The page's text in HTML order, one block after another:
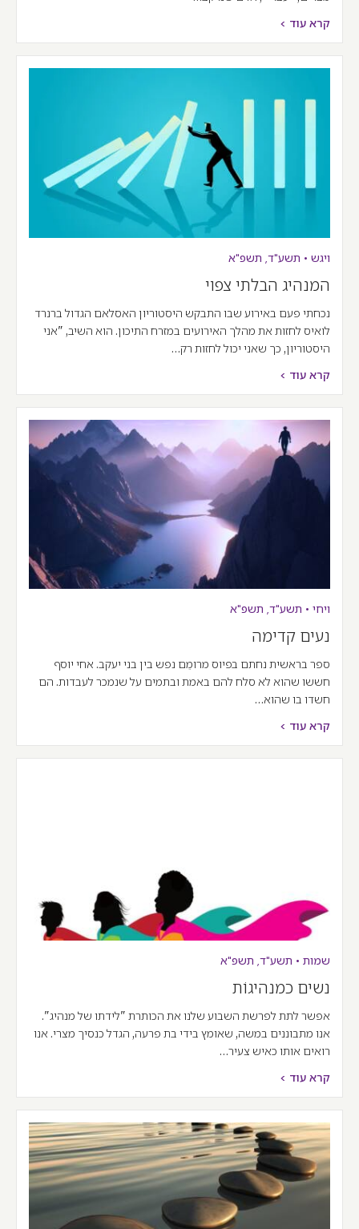
קרא עוד >
ויגש • תשע"ד, תשפ"א
המנהיג הבלתי צפוי
נכחתי פעם באירוע שבו התבקש היסטוריון האסלאם הגדול ברנרד
לואיס לחזות את מהלך האירועים במזרח התיכון. הוא השיב, "אני
היסטוריון, כך שאני יכול לחזות רק…
קרא עוד >
ויחי • תשע"ד, תשפ"א
נעים קדימה
ספר בראשית נחתם בפיוס מרומֵם נפש בין בני יעקב. אחי יוסף
חששו שהוא לא סלח להם באמת ובתמים על שנמכר לעבדות. הם
חשדו בו שהוא…
קרא עוד >
שמות • תשע"ד, תשפ"א
נשים כמנהיגוֹת
אפשר לתת לפרשת השבוע שלנו את הכותרת "לידתו של מנהיג".
אנו מתבוננים במשה, שאומץ בידי בת פרעה, הגדל כנסיך מצרי. אנו
רואים אותו כאיש צעיר…
קרא עוד >